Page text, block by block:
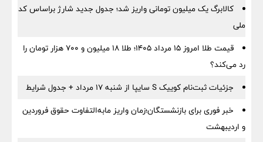
کالابرگ یک میلیون تومانی واریز شد؛ جدول جدید شارژ براساس کد
ملی
قیمت طلا امروز ۱۵ مرداد ۱۴۰۵؛ طلا ۱۸ میلیون و ۷۰۰ هزار تومان را
رد می‌کند؟
جزئیات ثبت‌نام کوییک S سایپا از شنبه ۱۷ مرداد + جدول شرایط
خبر فوری برای بازنشستگان؛زمان واریز مابه‌التفاوت حقوق فروردین
و اردیبهشت